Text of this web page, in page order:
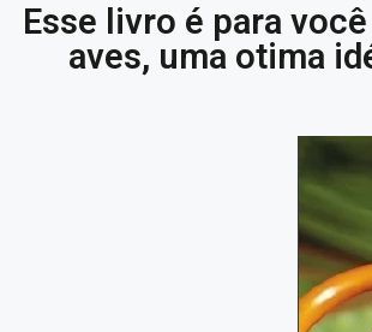
Esse livro é para
aves, uma otima